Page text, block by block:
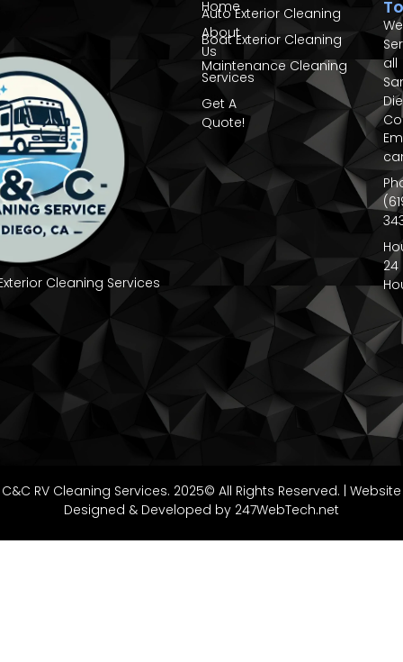
Cleaning Services
Auto Exterior Cleaning
Boat Exterior Cleaning
Maintenance Cleaning
Home
About
Us
Services
Get A
Quote!
We
all
24
C&C RV Cleaning Services. 2025© All Rights Reserved. | Website
Designed & Developed by 247WebTech.net